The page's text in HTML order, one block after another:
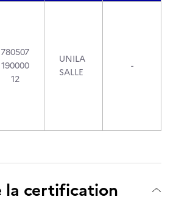
780507
190000
12
UNILA
SALLE
-
la certification